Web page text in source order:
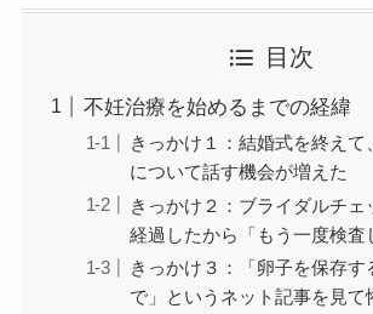
目次
不妊治療を始めるまでの経緯
きっかけ１：結婚式を終えて
について話す機会が増えた
きっかけ２：ブライダルチェ
経過したから「もう一度検査
きっかけ３：「卵子を保存す
で」というネット記事を見て